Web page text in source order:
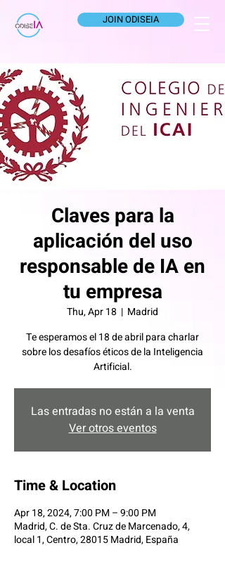
JOIN ODISEIA
Claves para la
aplicación del uso
responsable de IA en
tu empresa
Thu, Apr 18
  |
Madrid
Te esperamos el 18 de abril para charlar
sobre los desafíos éticos de la Inteligencia
Artificial.
Las entradas no están a la venta
Ver otros eventos
Time & Location
Apr 18, 2024, 7:00 PM – 9:00 PM
Madrid, C. de Sta. Cruz de Marcenado, 4,
local 1, Centro, 28015 Madrid, España